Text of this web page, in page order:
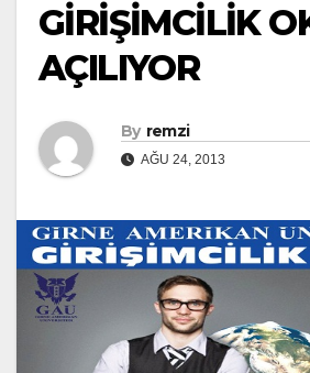
GİRİŞİMCİLİK
AÇILIYOR
By remzi
AĞU 24, 2013